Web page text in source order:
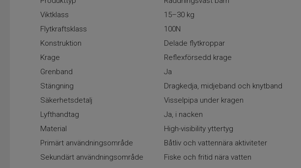
Viktklass
15–30 kg
Flytkraftsklass
100N
Konstruktion
Delade flytkroppar
Krage
Reflexförsedd krage
Grenband
Ja
Stängning
Dragkedja, midjeband och knytband
Säkerhetsdetalj
Visselpipa under kragen
Lyfthandtag
Ja, i nacken
Material
High-visibility yttertyg
Primärt användningsområde
Båtliv och vattennära aktiviteter
Sekundärt användningsområde
Fiske och fritid nära vatten